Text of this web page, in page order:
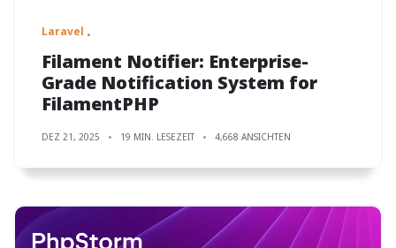
Laravel
Filament Notifier: Enterprise-
Grade Notification System for
FilamentPHP
DEZ 21, 2025 19 MIN. LESEZEIT 4,668 ANSICHTEN